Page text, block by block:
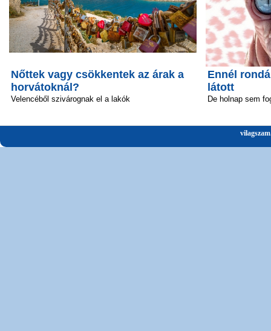
Nőttek vagy csökkentek az árak a
horvátoknál?
Velencéből szivárognak el a lakók
Ennél
látott
De holnap sem